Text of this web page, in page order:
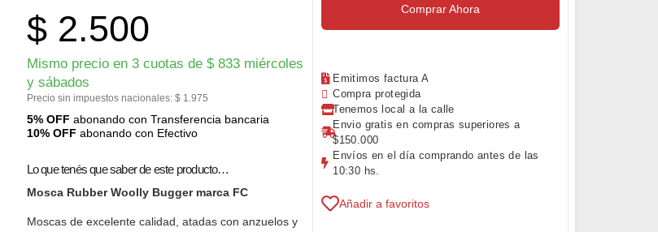
$2.500
Mismo precio en 3 cuotas de $833miércoles
y sábados
Precio sin impuestos nacionales: $1.975
5% OFF abonando con Transferencia bancaria
10% OFF abonando con Efectivo
Lo que tenés que saber de este producto…
Mosca Rubber Woolly Bugger marca FC
Moscas de excelente calidad, atadas con anzuelos y
Comprar Ahora
Emitimos factura A
Compra protegida
Tenemos local a la calle
Envio gratis en compras superiores a
$150.000
Envíos en el día comprando antes de las
10:30 hs.
Añadir a favoritos